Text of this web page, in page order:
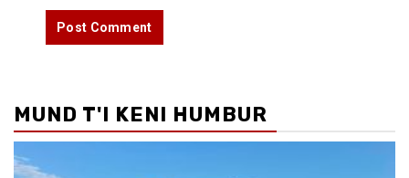
MUND T'I KENI HUMBUR